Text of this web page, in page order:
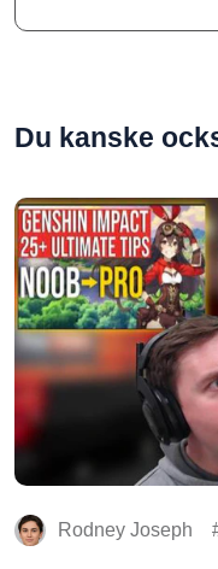
Du kanske
Rodney Joseph